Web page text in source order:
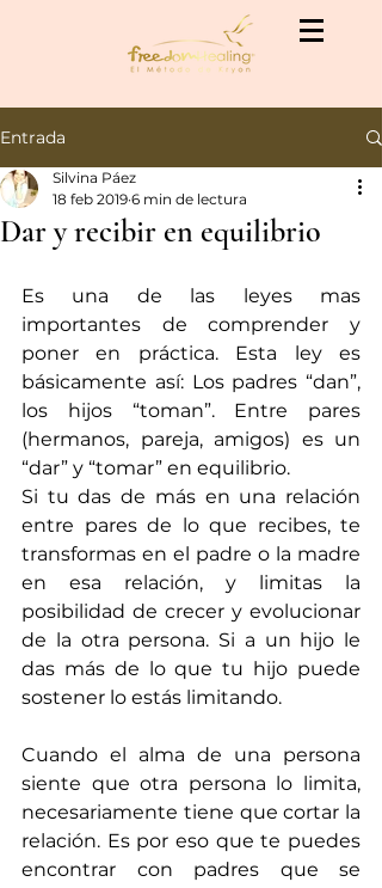
Entrada
Dar y recibir en equilibrio
Silvina Páez
18 feb 2019 6 min de lectura
Es una de las leyes mas
importantes de comprender y
poner en práctica. Esta ley es
básicamente así: Los padres “dan”,
los hijos “toman”. Entre pares
(hermanos, pareja, amigos) es un
“dar” y “tomar” en equilibrio.
Si tu das de más en una relación
entre pares de lo que recibes, te
transformas en el padre o la madre
en esa relación, y limitas la
posibilidad de crecer y evolucionar
de la otra persona. Si a un hijo le
das más de lo que tu hijo puede
sostener lo estás limitando.
Cuando el alma de una persona
siente que otra persona lo limita,
necesariamente tiene que cortar la
relación. Es por eso que te puedes
encontrar con padres que se